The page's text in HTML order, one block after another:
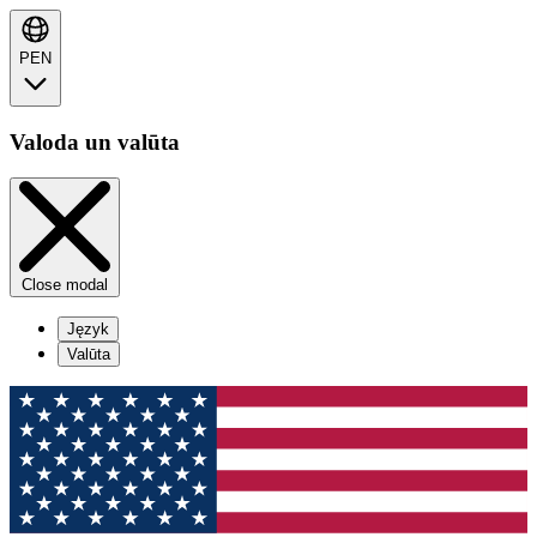
PEN
Valoda un valūta
Close modal
Język
Valūta